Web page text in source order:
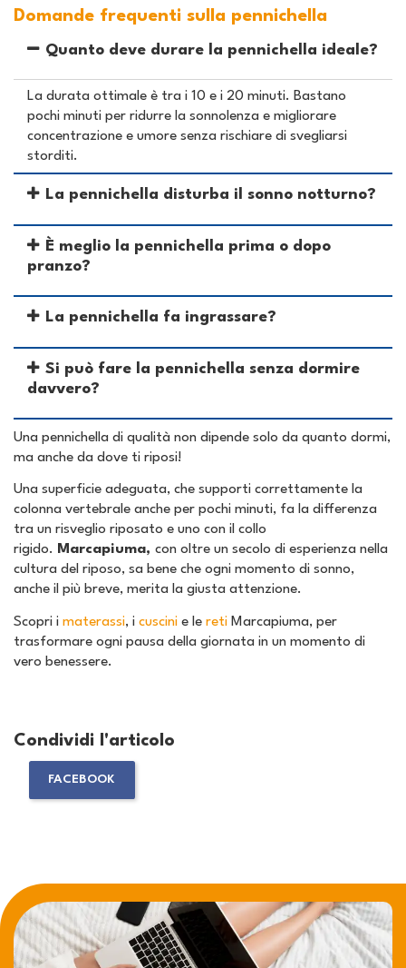
Domande frequenti sulla pennichella
Quanto deve durare la pennichella ideale?
La durata ottimale è tra i 10 e i 20 minuti. Bastano
pochi minuti per ridurre la sonnolenza e migliorare
concentrazione e umore senza rischiare di svegliarsi
storditi.
La pennichella disturba il sonno notturno?
È meglio la pennichella prima o dopo
pranzo?
La pennichella fa ingrassare?
Si può fare la pennichella senza dormire
davvero?
Una pennichella di qualità non dipende solo da quanto dormi,
ma anche da dove ti riposi!
Una superficie adeguata, che supporti correttamente la
colonna vertebrale anche per pochi minuti, fa la differenza
tra un risveglio riposato e uno con il collo
rigido. Marcapiuma, con oltre un secolo di esperienza nella
cultura del riposo, sa bene che ogni momento di sonno,
anche il più breve, merita la giusta attenzione.
Scopri i materassi, i cuscini e le reti Marcapiuma, per
trasformare ogni pausa della giornata in un momento di
vero benessere.
Condividi l'articolo
FACEBOOK